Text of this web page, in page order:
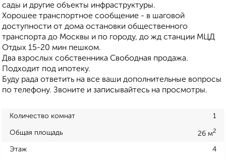
сады и другие объекты инфраструктуры.
Хорошее транспортное сообщение - в шаговой
доступности от дома остановки общественного
транспорта до Москвы и по городу, до жд станции МЦД
Отдых 15-20 мин пешком.
Два взрослых собственника Свободная продажа.
Подходит под ипотеку.
Буду рада ответить на все ваши дополнительные вопросы
по телефону. Звоните и записывайтесь на просмотры.
Количество комнат 1
Общая площадь 26 м2
Этаж 4